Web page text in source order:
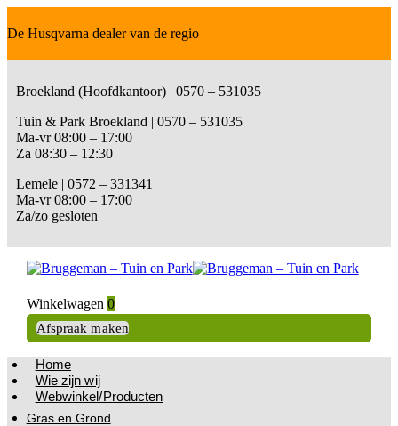
De Husqvarna dealer van de regio
Broekland (Hoofdkantoor) | 0570 – 531035
Tuin & Park Broekland | 0570 – 531035
Ma-vr 08:00 – 17:00
Za 08:30 – 12:30
Lemele | 0572 – 331341
Ma-vr 08:00 – 17:00
Za/zo gesloten
Winkelwagen 0
Afspraak maken
Home
Wie zijn wij
Webwinkel/Producten
Gras en Grond